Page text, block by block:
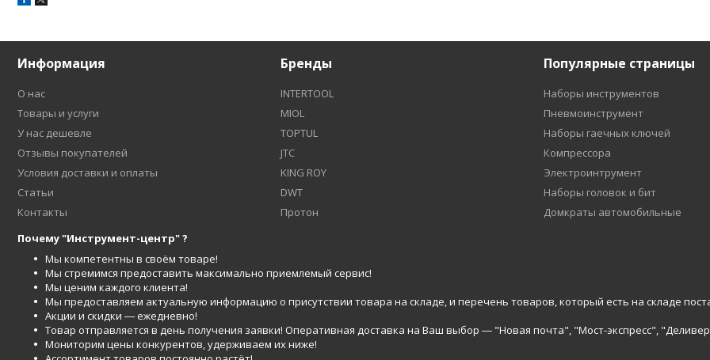
Информация
О нас
Товары и услуги
У нас дешевле
Отзывы покупателей
Условия доставки и оплаты
Статьи
Контакты
Бренды
INTERTOOL
MIOL
TOPTUL
JTC
KING ROY
DWT
Протон
Популярные страницы
Наборы инструментов
Пневмоинструмент
Наборы гаечных ключей
Компрессора
Электроинтрумент
Наборы головок и бит
Домкраты автомобильные
Почему "Инструмент-центр" ?
Мы компетентны в своём товаре!
Мы стремимся предоставить максимально приемлемый сервис!
Мы ценим каждого клиента!
Мы предоставляем актуальную информацию о присутствии товара на складе, и перечень товаров, который есть на складе
Акции и скидки ― ежедневно!
Товар отправляется в день получения заявки! Оперативная доставка на Ваш выбор ― "Новая почта", "Мост-экспресс",
Мониторим цены конкурентов, удерживаем их ниже!